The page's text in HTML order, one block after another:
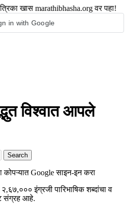
खास marathibhasha.org वर
in with Google
विश्वात आपले
Search
कोपऱ्यात Google साइन-इन करा
इंग्रजी पारिभाषिक शब्दांचा व
संग्रह आहे.